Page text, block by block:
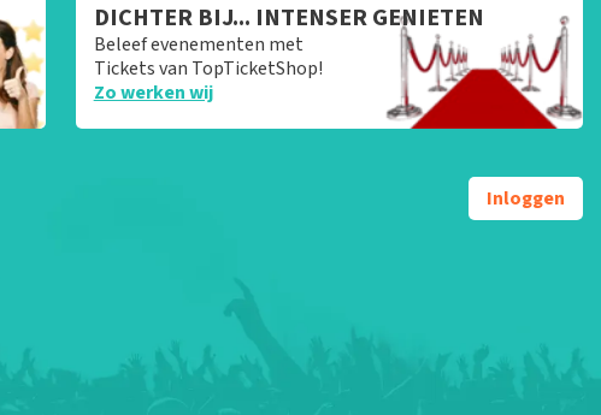
DICHTER BIJ... INTENSER GENIETEN
Beleef evenementen met
Tickets van TopTicketShop!
Zo werken wij
Inloggen